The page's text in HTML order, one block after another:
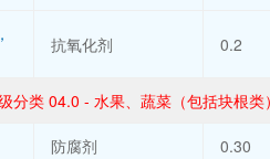
抗氧化剂 0.2
分类 04.0 - 水果、蔬菜（包括块根
防腐剂 0.30